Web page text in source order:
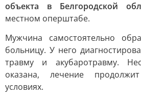
объекта в Белгородской
местном оперштабе.
Мужчина самостоятельно
больницу. У него
травму и акубаротравму.
оказана, лечение
условиях.